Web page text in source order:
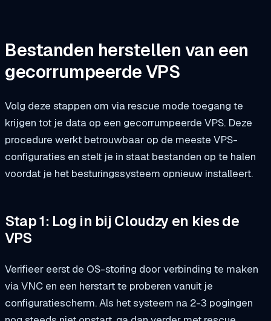
Bestanden herstellen van een
gecorrumpeerde VPS
Volg deze stappen om via rescue mode toegang te
krijgen tot je data op een gecorrumpeerde VPS. Deze
procedure werkt betrouwbaar op de meeste VPS-
configuraties en stelt je in staat bestanden op te halen
voordat je het besturingssysteem opnieuw installeert.
Stap 1: Log in bij Cloudzy en kies de
VPS
Verifieer eerst de OS-storing door verbinding te maken
via VNC en een herstart te proberen vanuit je
configuratiescherm. Als het systeem na 2-3 pogingen